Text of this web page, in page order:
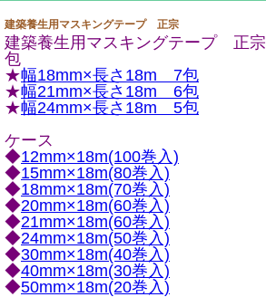
建築養生用マスキングテープ 正宗
建築養生用マスキングテープ 正宗
包
★幅18mm×長さ18m 7包
★幅21mm×長さ18m 6包
★幅24mm×長さ18m 5包
ケース
◆12mm×18m(100巻入)
◆15mm×18m(80巻入)
◆18mm×18m(70巻入)
◆20mm×18m(60巻入)
◆21mm×18m(60巻入)
◆24mm×18m(50巻入)
◆30mm×18m(40巻入)
◆40mm×18m(30巻入)
◆50mm×18m(20巻入)